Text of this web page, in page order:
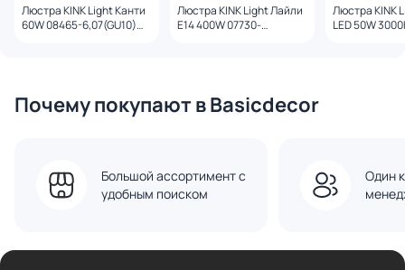
Люстра KINK Light Канти
60W 08465-6,07(GU10)
Люстра KINK Light Лайли
Е14 400W 07730-
Люстра KINK
LED 50W
Почему покупают в Basicdecor
Большой ассортимент с
удобным поиском
Один